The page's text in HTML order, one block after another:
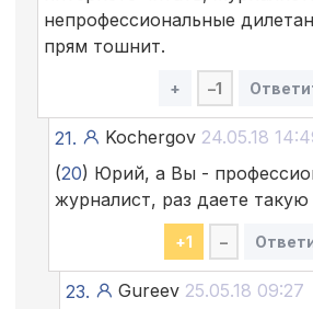
непрофессиональные
прям тошнит.
+ –1
21. Kochergov 24.05.18
(20) Юрий, а Вы -
журналист, раз даете такую
+1 –
23. Gureev 25.05.18 09:27